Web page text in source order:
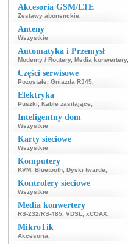
Akcesoria GSM/LTE
Zestawy abonenckie
Anteny
Wszystkie
Automatyka i Przemysł
Modemy / Routery, Media konwertery,
Części serwisowe
Pozostałe Gniazda RJ45
Elektryka
Puszki Kable zasilające
Inteligentny dom
Wszystkie
Karty sieciowe
Wszystkie
Komputery
KVM Bluetooth Dyski twarde
Kontrolery sieciowe
Wszystkie
Media konwertery
RS-232/RS-485 VDSL xCOAX
MikroTik
Akcesoria